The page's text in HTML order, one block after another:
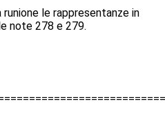
le rappresentanze in
note 278 e 279.